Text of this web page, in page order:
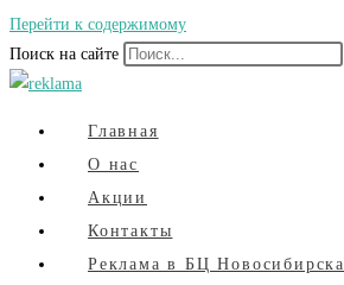
Перейти к содержимому
Поиск на сайте
Главная
О нас
Акции
Контакты
Реклама в БЦ Новосибирска